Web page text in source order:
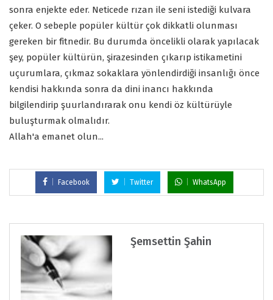
sonra enjekte eder. Neticede rızan ile seni istediği kulvara
çeker. O sebeple popüler kültür çok dikkatli olunması
gereken bir fitnedir. Bu durumda öncelikli olarak yapılacak
şey, popüler kültürün, şirazesinden çıkarıp istikametini
uçurumlara, çıkmaz sokaklara yönlendirdiği insanlığı önce
kendisi hakkında sonra da dini inancı hakkında
bilgilendirip şuurlandırarak onu kendi öz kültürüyle
buluşturmak olmalıdır.
Allah'a emanet olun...
Facebook Twitter WhatsApp
Şemsettin Şahin